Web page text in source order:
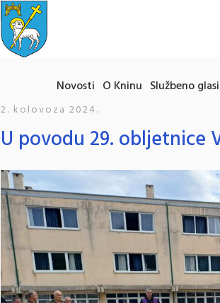
Novosti O Kninu Službeno
2. kolovoza 2024.
U povodu 29. obljetnice